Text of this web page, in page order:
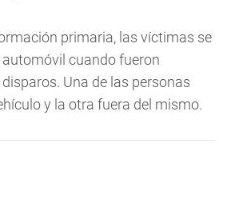
primaria, las víctimas se
cuando fueron
Una de las personas
y la otra fuera del mismo.